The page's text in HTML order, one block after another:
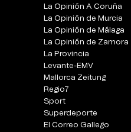
La Opinión A Coruña
La Opinión de Murcia
La Opinión de Málaga
La Opinión de Zamora
La Provincia
Levante-EMV
Mallorca Zeitung
Regio7
Sport
Superdeporte
El Correo Gallego